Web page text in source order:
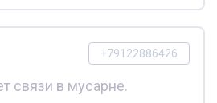
+79122886426
связи в мусарне.